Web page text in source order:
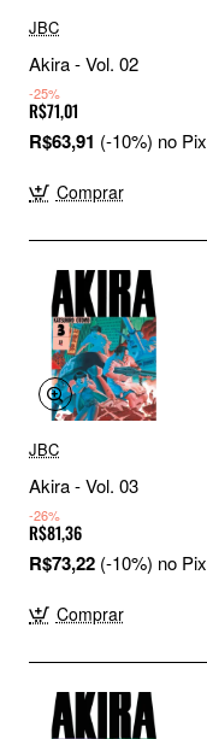
JBC
Akira - Vol. 02
-25%
R$71,01
R$63,91 (-10%) no Pix
Comprar
JBC
Akira - Vol. 03
-26%
R$81,36
R$73,22 (-10%) no Pix
Comprar